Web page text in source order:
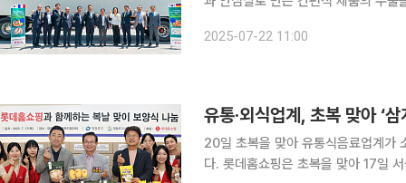
축산식품부와 식품의약품안전처는
2025-07-22 11:00
유통·외식업계, 초복 맞아 ‘
20일 초복을 맞아 유통식음료업계가
다. 롯데홈쇼핑은 초복을 맞아 17일 서울 영등포구사회복지협의회에 기부금 8000만 원과 소외계